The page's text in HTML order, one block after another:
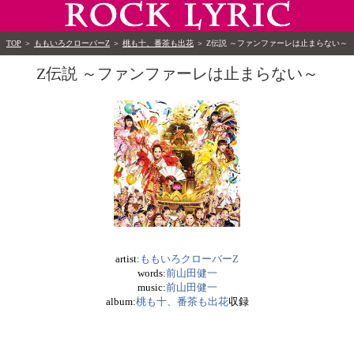
TOP ＞ ももいろクローバーZ ＞ 桃も十、番茶も出花 ＞ Z伝説 ～ファンファーレは止まらない～
Z伝説 ～ファンファーレは止まらない～
artist: ももいろクローバーZ
words:前山田健一
music:前山田健一
album:桃も十、番茶も出花収録